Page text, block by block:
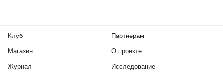
Клуб
Магазин
Журнал
Партнерам
О проекте
Исследование